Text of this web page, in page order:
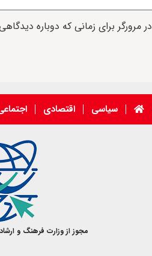
مرورگر برای زمانی که دوباره
سیاسی اقتصادی
مجوز از وزارت فرهنگ و